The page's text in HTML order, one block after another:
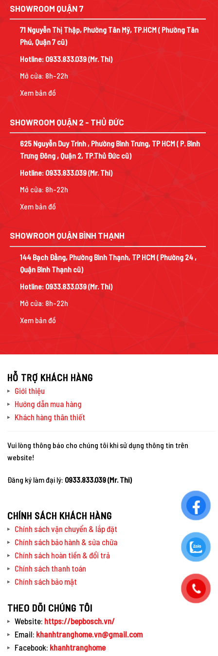
SHOWROOM QUẬN 7
71 Nguyễn Thị Thập, Phường Tân Mỹ, TP.HCM ( Phường Tân
Phú, Quận 7 cũ)
Hotline: 0933.833.039(Mr. Thi)
Mở cửa: 8h-22h
Xem bản đồ
SHOWROOM QUẬN 2 - THỦ ĐỨC
625 Nguyễn Duy Trinh , Phường Bình Trưng, TP HCM ( P. Bình
Trưng Đông , Quận 2, TP.Thủ Đức cũ)
Hotline: 0933.833.039(Mr. Thi)
Mở cửa: 8h-22h
Xem bản đồ
SHOWROOM QUẬN BÌNH THẠNH
144 Bạch Đằng, Phường Bình Thạnh, TP HCM ( Phường 24 ,
Quận Bình Thạnh cũ)
Hotline: 0933.833.039(Mr. Thi)
Mở cửa: 8h-22h
Xem bản đồ
HỖ TRỢ KHÁCH HÀNG
Giới thiệu
Hướng dẫn mua hàng
Khách hàng thân thiết
Vui lòng thông báo cho chúng tôi khi sử dụng thông tin trên
website!
Đăng ký làm đại lý: 0933.833.039 (Mr. Thi)
CHÍNH SÁCH KHÁCH HÀNG
Chính sách vận chuyển & lắp đặt
Chính sách bảo hành & sửa chữa
Chính sách hoàn tiền & đổi trả
Chính sách thanh toán
Chính sách bảo mật
THEO DÕI CHÚNG TÔI
Website: https://bepbosch.vn/
Email: khanhtranghome.vn@gmail.com
Facebook: khanhtranghome